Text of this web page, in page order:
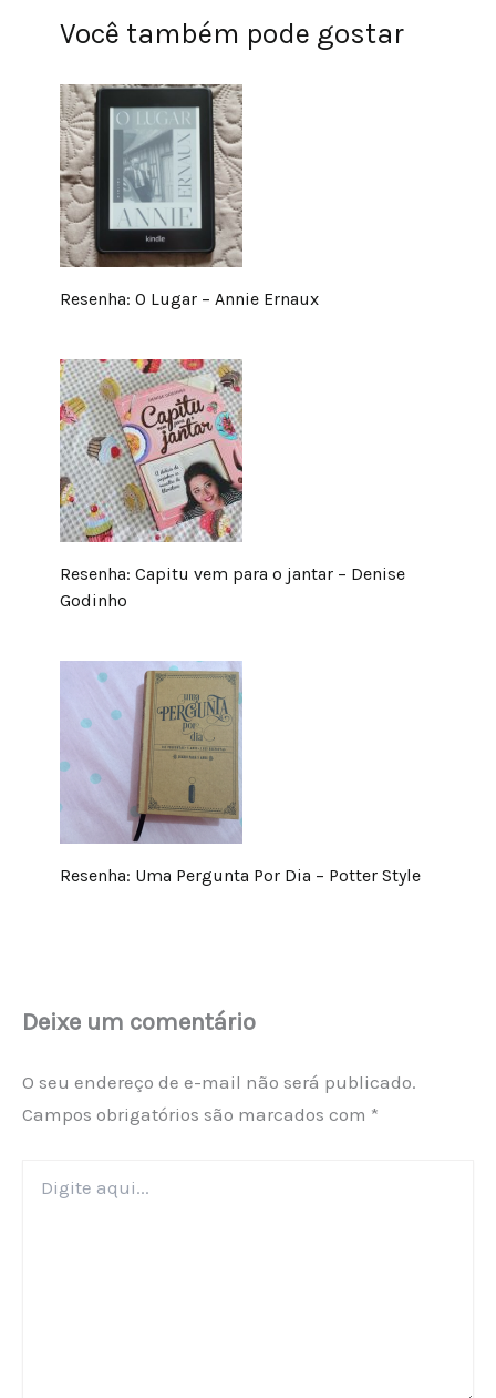
Você também pode gostar
Resenha: O Lugar – Annie Ernaux
Resenha: Capitu vem para o jantar – Denise
Godinho
Resenha: Uma Pergunta Por Dia – Potter Style
Deixe um comentário
O seu endereço de e-mail não será publicado.
Campos obrigatórios são marcados com *
aqui...